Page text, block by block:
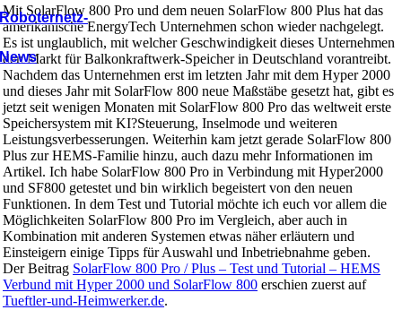
Mit SolarFlow 800 Pro und dem neuen SolarFlow 800 Plus hat das
amerikanische EnergyTech Unternehmen schon wieder nachgelegt.
Es ist unglaublich, mit welcher Geschwindigkeit dieses Unternehmen
den Markt für Balkonkraftwerk-Speicher in Deutschland vorantreibt.
Nachdem das Unternehmen erst im letzten Jahr mit dem Hyper 2000
und dieses Jahr mit SolarFlow 800 neue Maßstäbe gesetzt hat, gibt es
jetzt seit wenigen Monaten mit SolarFlow 800 Pro das weltweit erste
Speichersystem mit KI?Steuerung, Inselmode und weiteren
Leistungsverbesserungen. Weiterhin kam jetzt gerade SolarFlow 800
Plus zur HEMS-Familie hinzu, auch dazu mehr Informationen im
Artikel. Ich habe SolarFlow 800 Pro in Verbindung mit Hyper2000
und SF800 getestet und bin wirklich begeistert von den neuen
Funktionen. In dem Test und Tutorial möchte ich euch vor allem die
Möglichkeiten SolarFlow 800 Pro im Vergleich, aber auch in
Kombination mit anderen Systemen etwas näher erläutern und
Einsteigern einige Tipps für Auswahl und Inbetriebnahme geben.
Der Beitrag SolarFlow 800 Pro / Plus – Test und Tutorial – HEMS
Verbund mit Hyper 2000 und SolarFlow 800 erschien zuerst auf
Tueftler-und-Heimwerker.de.